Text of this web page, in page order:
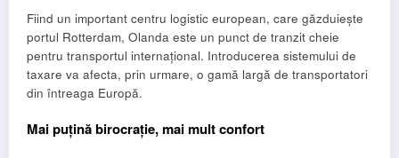
Fiind un important centru logistic european, care găzduiește
portul Rotterdam, Olanda este un punct de tranzit cheie
pentru transportul internațional. Introducerea sistemului de
taxare va afecta, prin urmare, o gamă largă de transportatori
din întreaga Europă.
Mai puțină birocrație, mai mult confort